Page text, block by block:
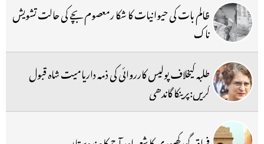
ظالم بات کی حیوانیات کا شکا رمعصوم بچے کی حالت تشویش
ناک
طلبہ کیخلاف پولیس کارروائی کی ذمہ داریامیت شاہ قبول
کریں:پرینکا گاندھی